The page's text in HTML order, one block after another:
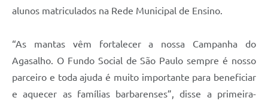
alunos matriculados na Rede Municipal de Ensino.
“As mantas vêm fortalecer a nossa Campanha do
Agasalho. O Fundo Social de São Paulo sempre é nosso
parceiro e toda ajuda é muito importante para beneficiar
e aquecer as famílias barbarenses”, disse a primeira-